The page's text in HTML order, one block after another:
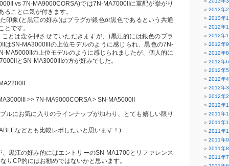
vs 7N-MA9000CORSA)では7N-MA7000IIに軍配が挙がり
ことに気が付きます。
印象(と黒江の好み)はプラグが銀色or黒色であるという共通
とです。
とは念を押させていただきますが、)黒江的には銀色のプラ
はSN-MA3000IIIの上位モデルのように感じられ、黒色の7N-
MA5000IIの上位モデルのように感じられましたが、個人的に
とSN-MA3000IIIの方が好みでした。
>> 7N-MA9000CORSA > SN-MA5000II
ルにお気に入りのラインナップが加わり、とても嬉しい限り
などとも比較レポしたいと思います！)
、黒江の好み的にはエントリーのSN-MA1700とリファレンス
りCP的にはお勧めではないかと思います。
2013年2
2013年1
2012年
2012年
2012年9
2012年8
2012年6
2012年5
2012年4
2012年3
2012年2
2012年1
2011年
2011年
2011年
2011年9
2011年8
2011年7